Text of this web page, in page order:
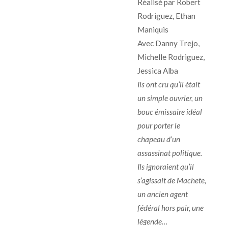
Réalisé par Robert
Rodriguez, Ethan
Maniquis
Avec Danny Trejo,
Michelle Rodriguez,
Jessica Alba
Ils ont cru qu’il était
un simple ouvrier, un
bouc émissaire idéal
pour porter le
chapeau d’un
assassinat politique.
Ils ignoraient qu’il
s’agissait de Machete,
un ancien agent
fédéral hors pair, une
légende…